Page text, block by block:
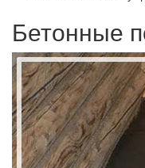
Бетонные